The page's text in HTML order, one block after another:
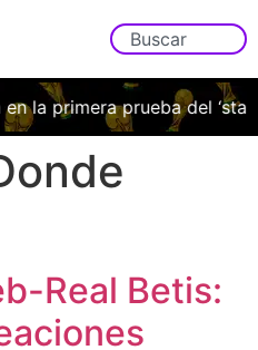
la primera prueba del
Real Betis: